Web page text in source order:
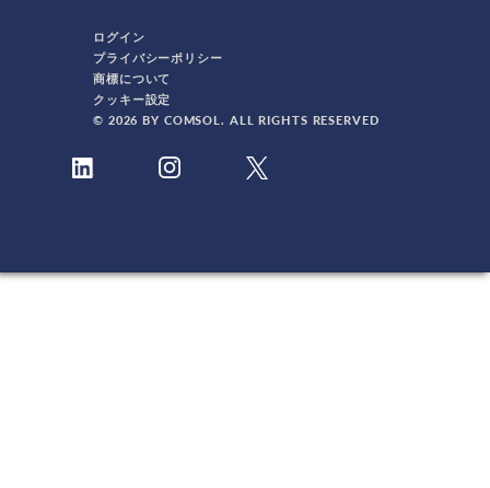
ログイン
プライバシーポリシー
商標について
クッキー設定
© 2026 BY COMSOL. ALL RIGHTS RESERVED